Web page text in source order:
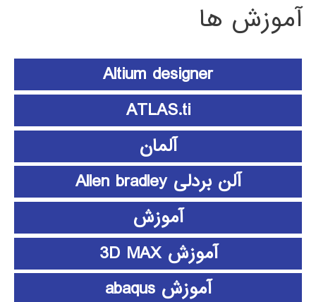
آموزش ها
Altium designer
ATLAS.ti
آلمان
آلن بردلی Allen bradley
آموزش
آموزش 3D MAX
آموزش abaqus